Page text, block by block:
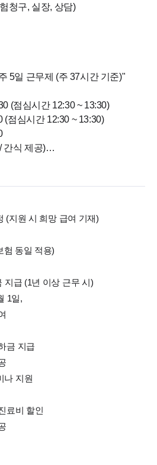
청구, 실장, 상담)
5일 근무제 (주 37시간 기준)"
(점심시간 12:30 ~ 13:30)
(점심시간 12:30 ~ 13:30)
간식 제공)
, 일요일
주 근무시간 내에서 스케줄 조정
분 단위 적립 후 수당 또는 휴무로
(지원 시 희망 급여 기재)
험 동일 적용)
지급 (1년 이상 근무 시)
1일,
금 지급
나 지원
료비 할인